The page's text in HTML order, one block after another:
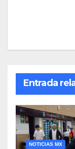
Entrada
NOTICIAS MX